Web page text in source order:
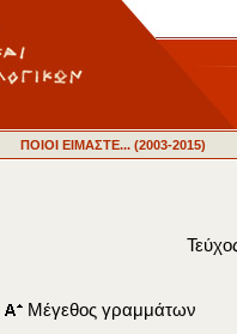
ΠΟΙΟΙ ΕΙΜΑΣΤΕ... (2003-2015)
Μέγεθος γραμμάτων